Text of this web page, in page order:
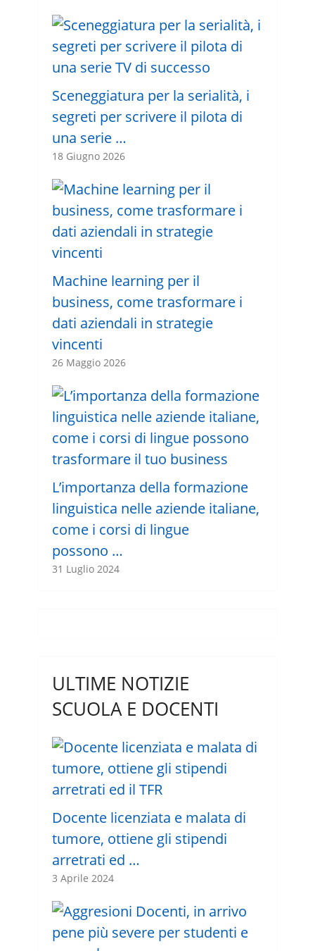
Sceneggiatura per la serialità, i
segreti per scrivere il pilota di
una serie …
18 Giugno 2026
Machine learning per il
business, come trasformare i
dati aziendali in strategie
vincenti
26 Maggio 2026
L’importanza della formazione
linguistica nelle aziende italiane,
come i corsi di lingue
possono …
31 Luglio 2024
ULTIME NOTIZIE
SCUOLA E DOCENTI
Docente licenziata e malata di
tumore, ottiene gli stipendi
arretrati ed …
3 Aprile 2024